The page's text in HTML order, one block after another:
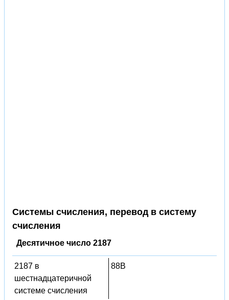
Системы счисления, перевод в систему
счисления
Десятичное число 2187
2187 в
шестнадцатеричной
системе счисления
88B